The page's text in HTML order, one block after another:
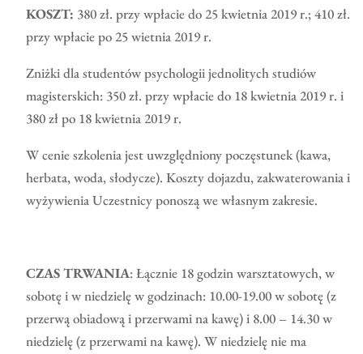
KOSZT: 380 zł. przy wpłacie do 25 kwietnia 2019 r.; 410 zł.
przy wpłacie po 25 wietnia 2019 r.
Zniżki dla studentów psychologii jednolitych studiów
magisterskich: 350 zł. przy wpłacie do 18 kwietnia 2019 r. i
380 zł po 18 kwietnia 2019 r.
W cenie szkolenia jest uwzględniony poczęstunek (kawa,
herbata, woda, słodycze). Koszty dojazdu, zakwaterowania i
wyżywienia Uczestnicy ponoszą we własnym zakresie.
CZAS TRWANIA: Łącznie 18 godzin warsztatowych, w
sobotę i w niedzielę w godzinach: 10.00-19.00 w sobotę (z
przerwą obiadową i przerwami na kawę) i 8.00 – 14.30 w
niedzielę (z przerwami na kawę). W niedzielę nie ma